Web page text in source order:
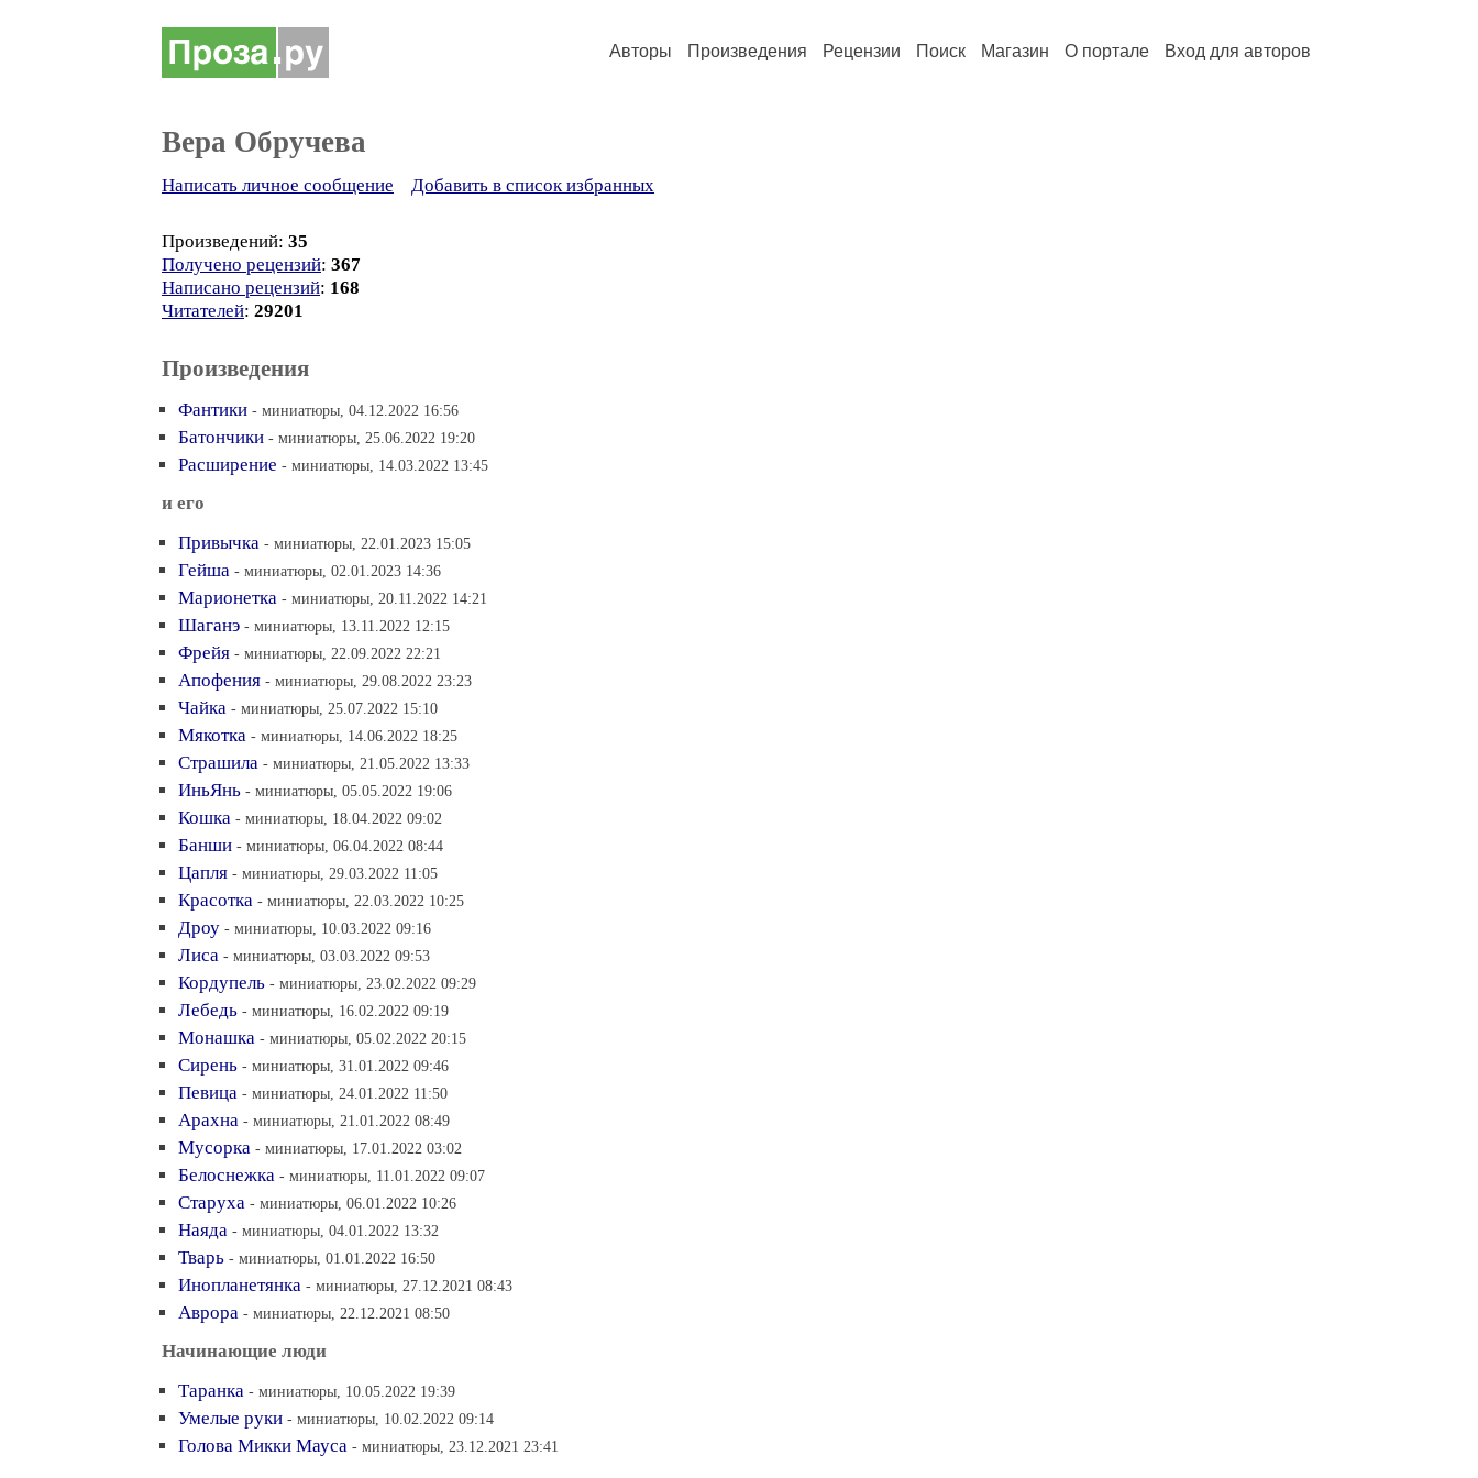
Авторы Произведения Рецензии Поиск Магазин О портале Вход для авторов
Вера Обручева
Написать личное сообщение Добавить в список избранных
Произведений: 35
Получено рецензий: 367
Написано рецензий: 168
Читателей: 29201
Произведения
Фантики - миниатюры, 04.12.2022 16:56
Батончики - миниатюры, 25.06.2022 19:20
Расширение - миниатюры, 14.03.2022 13:45
и его
Привычка - миниатюры, 22.01.2023 15:05
Гейша - миниатюры, 02.01.2023 14:36
Марионетка - миниатюры, 20.11.2022 14:21
Шаганэ - миниатюры, 13.11.2022 12:15
Фрейя - миниатюры, 22.09.2022 22:21
Апофения - миниатюры, 29.08.2022 23:23
Чайка - миниатюры, 25.07.2022 15:10
Мякотка - миниатюры, 14.06.2022 18:25
Страшила - миниатюры, 21.05.2022 13:33
ИньЯнь - миниатюры, 05.05.2022 19:06
Кошка - миниатюры, 18.04.2022 09:02
Банши - миниатюры, 06.04.2022 08:44
Цапля - миниатюры, 29.03.2022 11:05
Красотка - миниатюры, 22.03.2022 10:25
Дроу - миниатюры, 10.03.2022 09:16
Лиса - миниатюры, 03.03.2022 09:53
Кордупель - миниатюры, 23.02.2022 09:29
Лебедь - миниатюры, 16.02.2022 09:19
Монашка - миниатюры, 05.02.2022 20:15
Сирень - миниатюры, 31.01.2022 09:46
Певица - миниатюры, 24.01.2022 11:50
Арахна - миниатюры, 21.01.2022 08:49
Мусорка - миниатюры, 17.01.2022 03:02
Белоснежка - миниатюры, 11.01.2022 09:07
Старуха - миниатюры, 06.01.2022 10:26
Наяда - миниатюры, 04.01.2022 13:32
Тварь - миниатюры, 01.01.2022 16:50
Инопланетянка - миниатюры, 27.12.2021 08:43
Аврора - миниатюры, 22.12.2021 08:50
Начинающие люди
Таранка - миниатюры, 10.05.2022 19:39
Умелые руки - миниатюры, 10.02.2022 09:14
Голова Микки Мауса - миниатюры, 23.12.2021 23:41